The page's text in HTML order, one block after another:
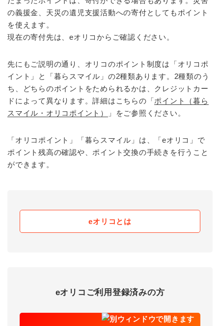
の義援金、天災の遺児支援活動への寄付としてもポイント
を使えます。
現在の寄付先は、eオリコからご確認ください。
先にもご説明の通り、オリコのポイント制度は「オリコポ
イント」と「暮らスマイル」の2種類あります。2種類のう
ち、どちらのポイントをためられるかは、クレジットカー
ドによって異なります。詳細はこちらの「ポイント（暮ら
スマイル・オリコポイント）
」をご参照ください。
「オリコポイント」「暮らスマイル」は、「eオリコ」で
ポイント残高の確認や、ポイント交換の手続きを行うこと
ができます。
eオリコとは
eオリコご利用登録済みの方